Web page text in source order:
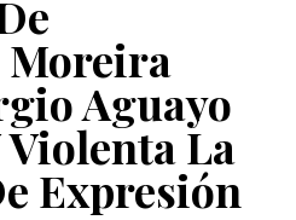
Aguayo
La
Expresión